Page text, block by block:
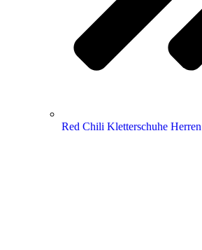
Red Chili Kletterschuhe Herren